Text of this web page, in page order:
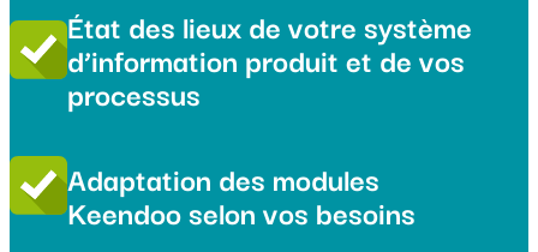
État des lieux de votre système
d’information produit et de vos
processus
Adaptation des modules
Keendoo selon vos besoins